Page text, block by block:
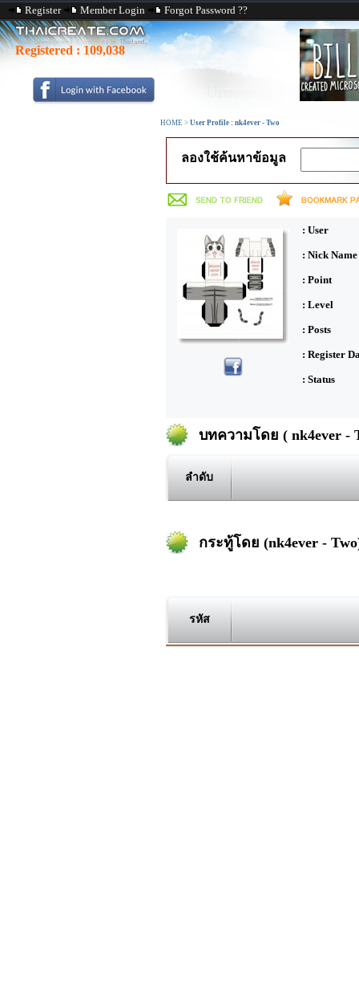
Register Member Login Forgot Password ??
Registered : 109,038
HOME > User Profile : nk4ever - Two
ลองใช้ค้นหาข้อมูล
: User
: Nick Name
: Point
: Level
: Posts
: Register
: Status
บทความโดย ( nk4ever -
ลำดับ
กระทู้โดย (nk4ever -
รหัส